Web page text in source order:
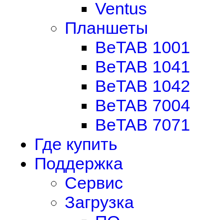
Ventus
Планшеты
BeTAB 1001
BeTAB 1041
BeTAB 1042
BeTAB 7004
BeTAB 7071
Где купить
Поддержка
Сервис
Загрузка